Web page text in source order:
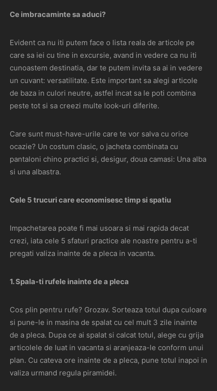
Ce imbracaminte sa aduci?
Evident ca nu iti putem face o lista reala de articole pe
care sa iei cu tine in excursie, avand in vedere ca nu iti
cunoastem destinatia, dar te putem invita sa ai in vedere
un cuvant: versatilitate. Este important sa alegi articole
de baza in culori neutre, astfel incat sa le poti combina
peste tot si sa creezi multe look-uri diferite.
Care sunt must-have-urile care te vor salva cu orice
ocazie? Un costum clasic, o jacheta combinata cu
pantaloni chino practici si, desigur, doua camasi: Una alba
si una albastra.
Cele 5 trucuri care economisesc timp si spatiu
Impachetarea poate fi mai usoara si mai rapida decat
crezi, iata cele 5 sfaturi practice ale noastre pentru a-ti
pregati valiza inainte de a pleca in vacanta.
1. Spala-ti rufele inainte de a pleca
Cos plin pentru rufe? Grozav. Sorteaza totul dupa culoare
si pune-le in masina de spalat cu cel mult 3 zile inainte
de a pleca. Dupa ce ai spalat si calcat totul, alege cu grija
articolele de luat in vacanta si aranjeaza-le conform unui
plan. Cu cateva ore inainte de a pleca, pune totul inapoi in
valiza urmand regula piramidei.